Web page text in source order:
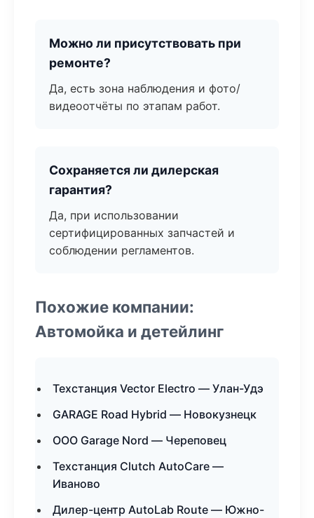
Можно ли присутствовать при
ремонте?
Да, есть зона наблюдения и фото/
видеоотчёты по этапам работ.
Сохраняется ли дилерская
гарантия?
Да, при использовании
сертифицированных запчастей и
соблюдении регламентов.
Похожие компании:
Автомойка и детейлинг
Техстанция Vector Electro — Улан-Удэ
GARAGE Road Hybrid — Новокузнецк
ООО Garage Nord — Череповец
Техстанция Clutch AutoCare —
Иваново
Дилер-центр AutoLab Route — Южно-